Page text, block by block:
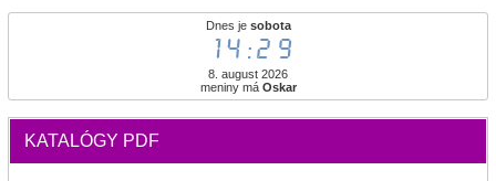
Dnes je sobota
14:29
8. august 2026
meniny má Oskar
KATALÓGY PDF